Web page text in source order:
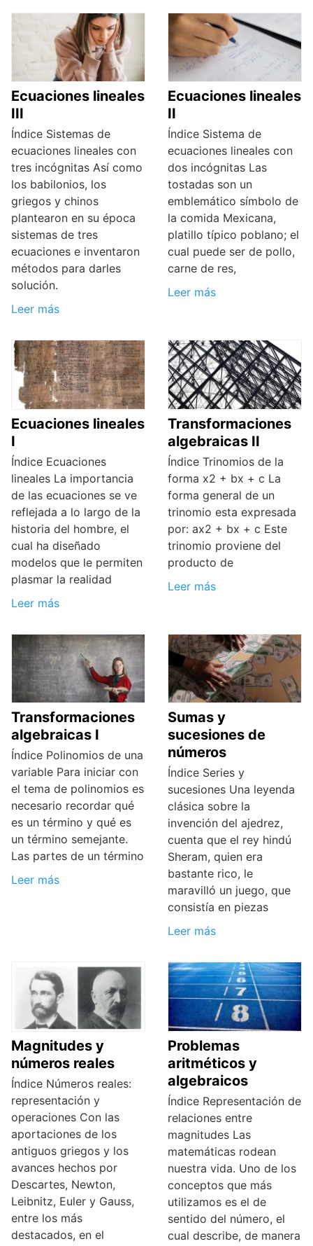
Ecuaciones lineales
III
Índice Sistemas de
ecuaciones lineales con
tres incógnitas Así como
los babilonios, los
griegos y chinos
plantearon en su época
sistemas de tres
ecuaciones e inventaron
métodos para darles
solución.
Leer más
Ecuaciones lineales
II
Índice Sistema de
ecuaciones lineales con
dos incógnitas Las
tostadas son un
emblemático símbolo de
la comida Mexicana,
platillo típico poblano; el
cual puede ser de pollo,
carne de res,
Leer más
Ecuaciones lineales
I
Índice Ecuaciones
lineales La importancia
de las ecuaciones se ve
reflejada a lo largo de la
historia del hombre, el
cual ha diseñado
modelos que le permiten
plasmar la realidad
Leer más
Transformaciones
algebraicas II
Índice Trinomios de la
forma x2 + bx + c La
forma general de un
trinomio esta expresada
por: ax2 + bx + c Este
trinomio proviene del
producto de
Leer más
Transformaciones
algebraicas I
Índice Polinomios de una
variable Para iniciar con
el tema de polinomios es
necesario recordar qué
es un término y qué es
un término semejante.
Las partes de un término
Leer más
Sumas y
sucesiones de
números
Índice Series y
sucesiones Una leyenda
clásica sobre la
invención del ajedrez,
cuenta que el rey hindú
Sheram, quien era
bastante rico, le
maravilló un juego, que
consistía en piezas
Leer más
Magnitudes y
números reales
Índice Números reales:
representación y
operaciones Con las
aportaciones de los
antiguos griegos y los
avances hechos por
Descartes, Newton,
Leibnitz, Euler y Gauss,
entre los más
destacados, en el
Problemas
aritméticos y
algebraicos
Índice Representación de
relaciones entre
magnitudes Las
matemáticas rodean
nuestra vida. Uno de los
conceptos que más
utilizamos es el de
sentido del número, el
cual describe, de manera